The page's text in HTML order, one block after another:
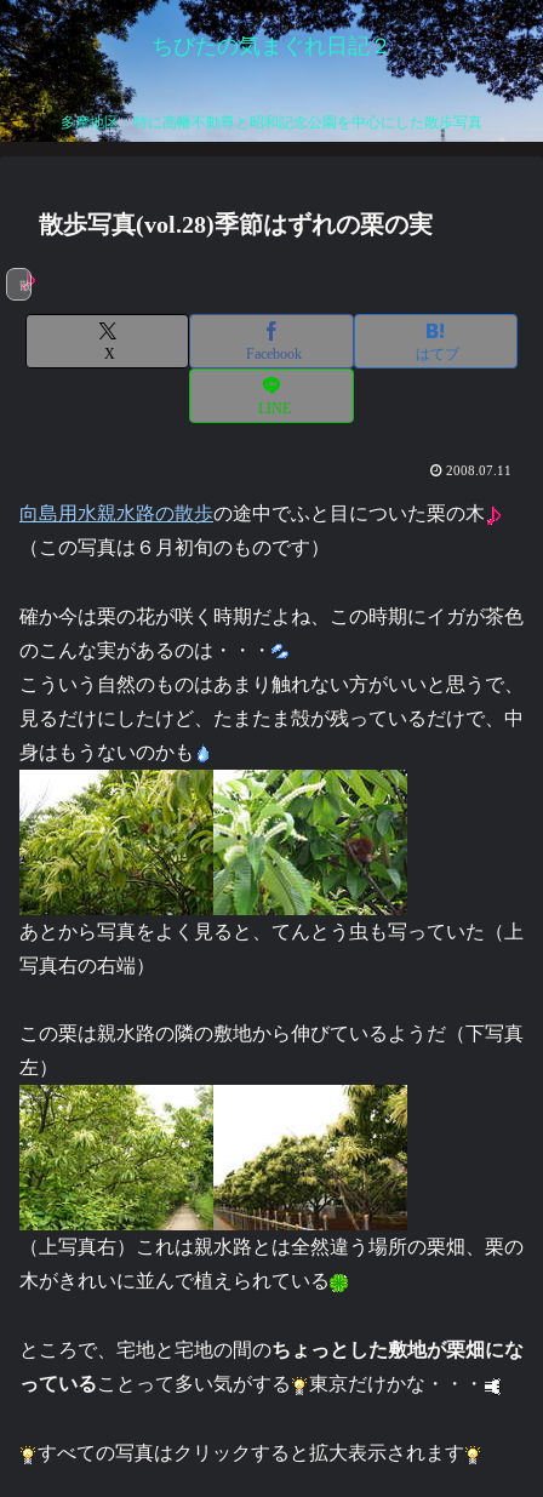
ちびたの気まぐれ日記２
多摩地区、特に高幡不動尊と昭和記念公園を中心にした散歩写真
散歩写真(vol.28)季節はずれの栗の実
散歩写真
X Facebook はてブ
LINE
2008.07.11
向島用水親水路の散歩の途中でふと目についた栗の木
（この写真は６月初旬のものです）
確か今は栗の花が咲く時期だよね、この時期にイガが茶色
のこんな実があるのは・・・
こういう自然のものはあまり触れない方がいいと思うで、
見るだけにしたけど、たまたま殻が残っているだけで、中
身はもうないのかも
あとから写真をよく見ると、てんとう虫も写っていた（上
写真右の右端）
この栗は親水路の隣の敷地から伸びているようだ（下写真
左）
（上写真右）これは親水路とは全然違う場所の栗畑、栗の
木がきれいに並んで植えられている
ところで、宅地と宅地の間のちょっとした敷地が栗畑にな
っていることって多い気がする 東京だけかな・・・
すべての写真はクリックすると拡大表示されます